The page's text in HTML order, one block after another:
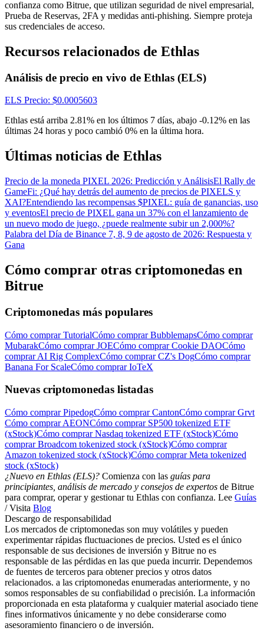
Acceso Inscribirse
confianza como Bitrue, que utilizan seguridad de nivel empresarial,
Prueba de Reservas, 2FA y medidas anti-phishing. Siempre proteja
sus credenciales de acceso.
Recursos relacionados de Ethlas
Análisis de precio en vivo de Ethlas (ELS)
ELS Precio: $0.0005603
Ethlas está arriba 2.81% en los últimos 7 días, abajo -0.12% en las
últimas 24 horas y poco cambió 0% en la última hora.
Últimas noticias de Ethlas
Precio de la moneda PIXEL 2026: Predicción y AnálisisEl Rally de
GameFi: ¿Qué hay detrás del aumento de precios de PIXELS y
XAI?Entendiendo las recompensas $PIXEL: guía de ganancias, uso
y eventosEl precio de PIXEL gana un 37% con el lanzamiento de
un nuevo modo de juego, ¿puede realmente subir un 2,000%?
Palabra del Día de Binance 7, 8, 9 de agosto de 2026: Respuesta y
Gana
Cómo comprar otras criptomonedas en
Bitrue
Criptomonedas más populares
Cómo comprar TutorialCómo comprar BubblemapsCómo comprar
MubarakCómo comprar JOECómo comprar Cookie DAOCómo
comprar AI Rig ComplexCómo comprar CZ's DogCómo comprar
Banana For ScaleCómo comprar IoTeX
Nuevas criptomonedas listadas
Cómo comprar PipedogCómo comprar CantonCómo comprar Grvt
Cómo comprar AEONCómo comprar SP500 tokenized ETF
(xStock)Cómo comprar Nasdaq tokenized ETF (xStock)Cómo
comprar Broadcom tokenized stock (xStock)Cómo comprar
Amazon tokenized stock (xStock)Cómo comprar Meta tokenized
stock (xStock)
¿Nuevo en Ethlas (ELS)? Comienza con las guías para
principiantes, análisis de mercado y consejos de expertos de Bitrue
para comprar, operar y gestionar tu Ethlas con confianza. Lee Guías
/ Visita Blog
Descargo de responsabilidad
Los mercados de criptomonedas son muy volátiles y pueden
experimentar rápidas fluctuaciones de precios. Usted es el único
responsable de sus decisiones de inversión y Bitrue no es
responsable de las pérdidas en las que pueda incurrir. Dependemos
de fuentes de terceros para obtener precios y otros datos
relacionados. a las criptomonedas enumeradas anteriormente, y no
somos responsables de su confiabilidad o precisión. La información
proporcionada en esta plataforma y cualquier material asociado tiene
fines informativos únicamente y no debe considerarse como
asesoramiento financiero o de inversión.